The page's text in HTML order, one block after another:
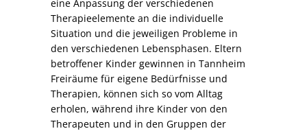
eine Anpassung der verschiedenen
Therapieelemente an die individuelle
Situation und die jeweiligen Probleme in
den verschiedenen Lebensphasen. Eltern
betroffener Kinder gewinnen in Tannheim
Freiräume für eigene Bedürfnisse und
Therapien, können sich so vom Alltag
erholen, während ihre Kinder von den
Therapeuten und in den Gruppen der